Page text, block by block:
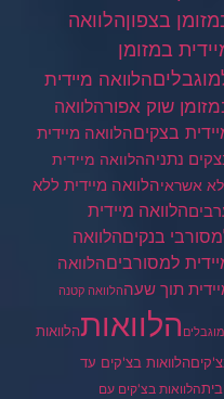
בצפוןהלוואה
במזומן
הלוואה מיידית
שוק אפורהלוואה
בצקיםהלוואה מיידית
נתניההלוואה מיידית
אשראיהלוואה מיידית ללא
הלוואה מיידית
בנקיםהלוואה
למסורביםהלוואה
תוך שעההלוואה קטנה
הלוואותהלוואות
הלוואות בצ'קים עד
הלוואות בצ'קים עם